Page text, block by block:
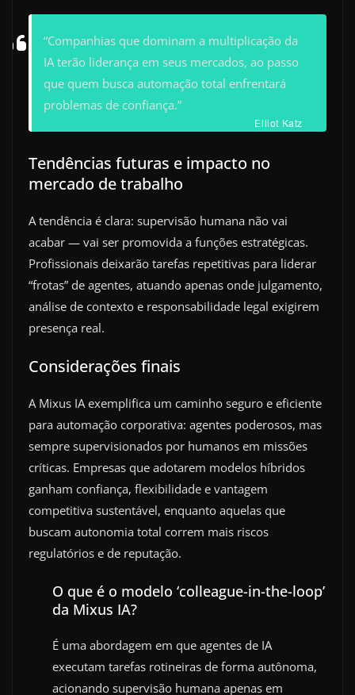
“Companhias que dominam a multiplicação da
IA terão liderança em seus mercados, ao passo
que quem busca automação total enfrentará
problemas de confiança.”
Elliot Katz
Tendências futuras e impacto no
mercado de trabalho
A tendência é clara: supervisão humana não vai
acabar — vai ser promovida a funções estratégicas.
Profissionais deixarão tarefas repetitivas para liderar
“frotas” de agentes, atuando apenas onde julgamento,
análise de contexto e responsabilidade legal exigirem
presença real.
Considerações finais
A Mixus IA exemplifica um caminho seguro e eficiente
para automação corporativa: agentes poderosos, mas
sempre supervisionados por humanos em missões
críticas. Empresas que adotarem modelos híbridos
ganham confiança, flexibilidade e vantagem
competitiva sustentável, enquanto aquelas que
buscam autonomia total correm mais riscos
regulatórios e de reputação.
O que é o modelo ‘colleague-in-the-loop’
da Mixus IA?
É uma abordagem em que agentes de IA
executam tarefas rotineiras de forma autônoma,
acionando supervisão humana apenas em